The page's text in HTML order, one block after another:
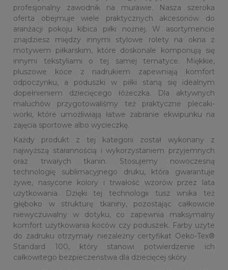
profesjonalny zawodnik na murawie. Nasza szeroka
oferta obejmuje wiele praktycznych akcesoriów do
aranżacji pokoju kibica piłki nożnej. W asortymencie
znajdziesz między innymi stylowe rolety na okna z
motywem piłkarskim, które doskonale komponują się
innymi tekstyliami o tej samej tematyce. Miękkie,
pluszowe koce z nadrukiem zapewniają komfort
odpoczynku, a poduszki w piłki staną się idealnym
dopełnieniem dziecięcego łóżeczka. Dla aktywnych
maluchów przygotowaliśmy też praktyczne plecaki-
worki, które umożliwiają łatwe zabranie ekwipunku na
zajęcia sportowe albo wycieczkę.
Każdy produkt z tej kategorii został wykonany z
najwyższą starannością i wykorzystaniem przyjemnych
oraz trwałych tkanin. Stosujemy nowoczesną
technologię sublimacyjnego druku, która gwarantuje
żywe, nasycone kolory i trwałość wzorów przez lata
użytkowania. Dzięki tej technologii tusz wnika też
głęboko w strukturę tkaniny, pozostając całkowicie
niewyczuwalny w dotyku, co zapewnia maksymalny
komfort użytkowania koców czy poduszek. Farby użyte
do zadruku otrzymały niezależny certyfikat Oeko-Tex®
Standard 100, który stanowi potwierdzenie ich
całkowitego bezpieczeństwa dla dziecięcej skóry.